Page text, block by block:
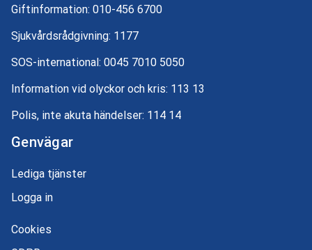
Giftinformation: 010-456 6700
Sjukvårdsrådgivning: 1177
SOS-international: 0045 7010 5050
Information vid olyckor och kris: 113 13
Polis, inte akuta händelser: 114 14
Genvägar
Lediga tjänster
Logga in
Cookies